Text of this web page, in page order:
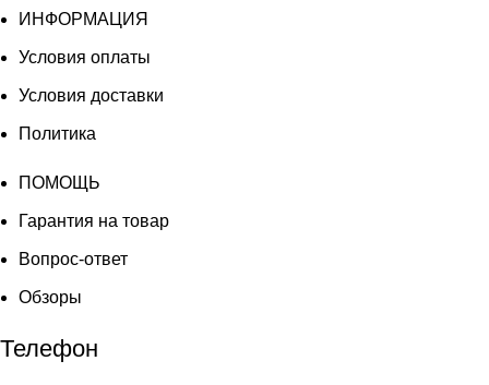
ИНФОРМАЦИЯ
Условия оплаты
Условия доставки
Политика
ПОМОЩЬ
Гарантия на товар
Вопрос-ответ
Обзоры
Телефон